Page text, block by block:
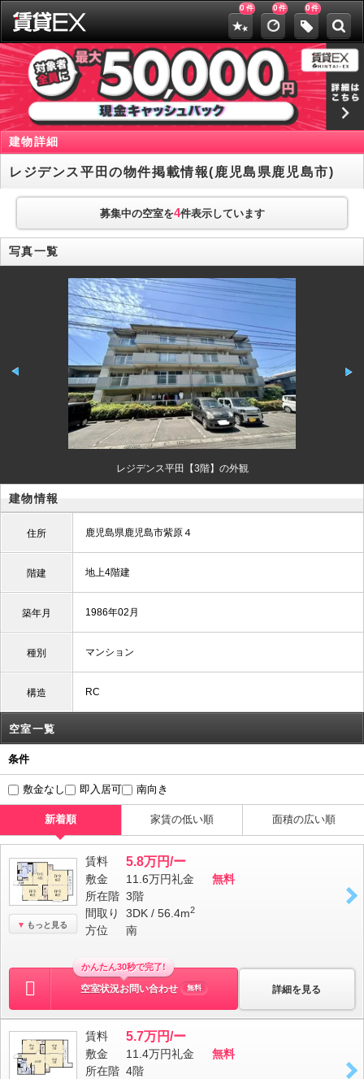
0 件 0件 0件
建物詳細
レジデンス平田の物件掲載情報(鹿児島県鹿児島市)
募集中の空室を4件表示しています
写真一覧
レジデンス平田【3階】の外観
建物情報
住所 鹿児島県鹿児島市紫原４
階建 地上4階建
築年月 1986年02月
種別 マンション
構造 RC
空室一覧
条件
敷金なし 即入居可 南向き
新着順 家賃の低い順 面積の広い順
もっと見る
賃料 5.8万円/ー
敷金 11.6万円礼金
無料
所在階 3階
間取り
3DK / 56.4m2
方位 南
詳細を見る
かんたん30秒で完了!
空室状況お問い合わせ 無料
賃料 5.7万円/ー
敷金 11.4万円礼金
無料
所在階 4階